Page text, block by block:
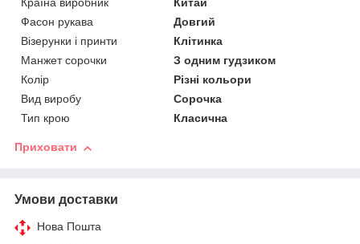
Країна виробник
Китай
Фасон рукава
Довгий
Візерунки і принти
Клітинка
Манжет сорочки
З одним гудзиком
Колір
Різні кольори
Вид виробу
Сорочка
Тип крою
Класична
Приховати
Умови доставки
Нова Пошта